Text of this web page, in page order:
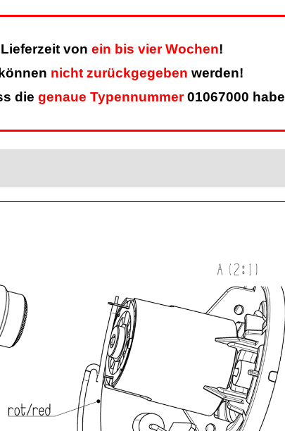
von ein bis vier Wochen!
nicht zurückgegeben werden!
die genaue Typennummer01067000